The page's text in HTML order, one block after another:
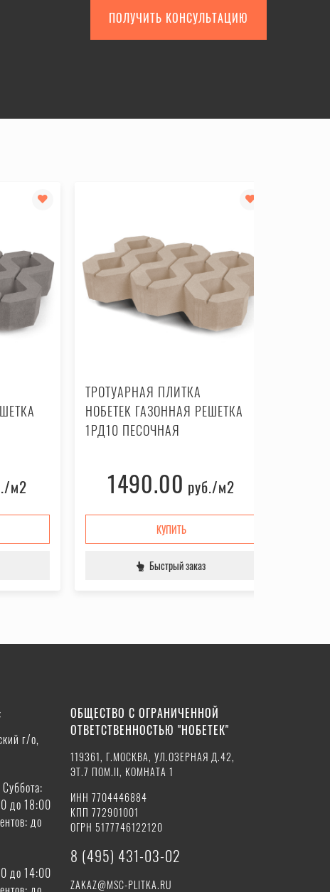
ПОЛУЧИТЬ КОНСУЛЬТАЦИЮ
/м2
ТРОТУАРНАЯ ПЛИТКА
НОБЕТЕК ГАЗОННАЯ РЕШЕТКА
1РД10 ПЕСОЧНАЯ
1490.00 руб./м2
КУПИТЬ
Быстрый заказ
г/о,
до 18:00
до
до 14:00
ОБЩЕСТВО С ОГРАНИЧЕННОЙ
ОТВЕТСТВЕННОСТЬЮ "НОБЕТЕК"
119361, Г.МОСКВА, УЛ.ОЗЕРНАЯ Д.42,
ЭТ.7 ПОМ.II, КОМНАТА 1
ИНН 7704446884
КПП 772901001
ОГРН 5177746122120
8 (495) 431-03-02
ZAKAZ@MSC-PLITKA.RU